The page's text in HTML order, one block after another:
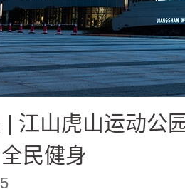
| 江山虎山运动
民健身